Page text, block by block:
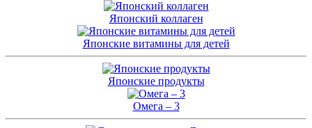
Японский коллаген
Японские витамины для детей
Японские продукты
Омега – 3